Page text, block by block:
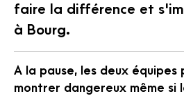
faire la différence et
à Bourg.
A la pause, les deux équipes
montrer dangereux même si